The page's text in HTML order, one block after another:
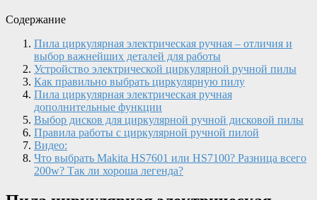
Содержание
Пила циркулярная электрическая ручная – отличия и
выбор важнейших деталей для работы
Устройство электрической циркулярной ручной пилы
Как правильно выбрать циркулярную пилу
Пила циркулярная электрическая ручная
дополнительные функции
Выбор дисков для циркулярной ручной дисковой пилы
Правила работы с циркулярной ручной пилой
Видео:
Что выбрать Makita HS7601 или HS7100? Разница всего
200w? Так ли хороша легенда?